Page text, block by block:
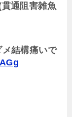
通阻害雑魚
結構痛いで